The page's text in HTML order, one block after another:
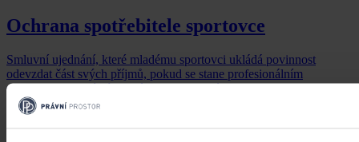
Ochrana spotřebitele sportovce
Smluvní ujednání, které mladému sportovci ukládá povinnost
odevzdat část svých příjmů, pokud se stane profesionálním
sportovcem, musí být jasné a srozumitelné